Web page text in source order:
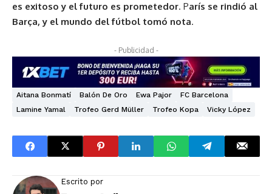
es exitoso y el futuro es prometedor. París se rindió al
Barça, y el mundo del fútbol tomó nota.
- Publicidad -
Aitana Bonmatí Balón De Oro Ewa Pajor
FC Barcelona
Lamine Yamal
Trofeo Gerd Müller Trofeo Kopa Vicky López
Escrito por